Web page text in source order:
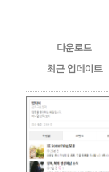
다운로드
최근 업데이트